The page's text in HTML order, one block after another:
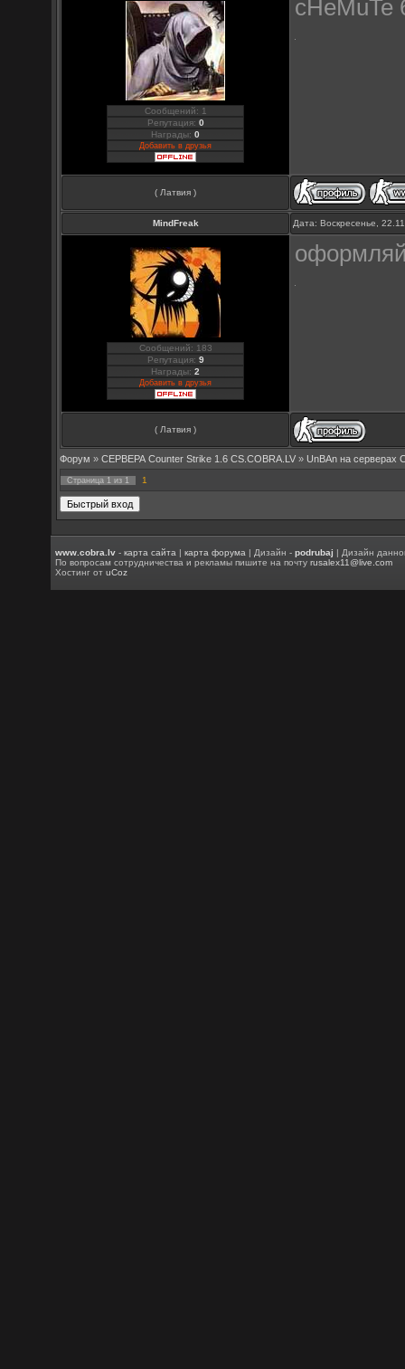
Сообщений: 1
Репутация: 0
Награды:0
Добавить в друзья
cHeMuTe
( Латвия )
MindFreak Дата: Воскресенье,
Сообщений: 183
Репутация: 9
Награды:2
Добавить в друзья
оформляй
( Латвия )
Форум » СЕРВЕРА Counter Strike 1.6 CS.COBRA.LV » UnBAn на серверах
Страница 1 из 1 1
www.cobra.lv -карта сайта |карта форума | Дизайн -podrubaj | Дизайн
По вопросам сотрудничества и рекламы пишите на почтуrusalex11@live.com
Хостинг отuCoz